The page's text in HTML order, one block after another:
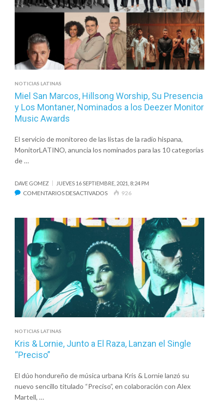
DE
SU
NUEVO
VIDEOCLIP,
“CARA
CRUZ”
NOTICIAS LATINAS
Miel San Marcos, Hillsong Worship, Su Presencia
y Los Montaner, Nominados a los Deezer Monitor
Music Awards
El servicio de monitoreo de las listas de la radio hispana,
MonitorLATINO, anuncia los nominados para las 10 categorías
de …
DAVE GOMEZ JUEVES 16 SEPTIEMBRE, 2021, 8:24 PM
COMENTARIOS DESACTIVADOSEN
MARCOS,
HILLSONG
WORSHIP,
PRESENCIA
Y
LOS
MONTANER,
NOMINADOS
A
MONITOR
926
NOTICIAS LATINAS
Kris & Lornie, Junto a El Raza, Lanzan el Single
“Preciso”
El dúo hondureño de música urbana Kris & Lornie lanzó su
nuevo sencillo titulado “Preciso”, en colaboración con Alex
Martell, …